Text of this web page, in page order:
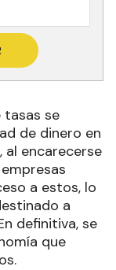
tasas se
de dinero en
al encarecerse
a estos, lo
a
definitiva, se
que